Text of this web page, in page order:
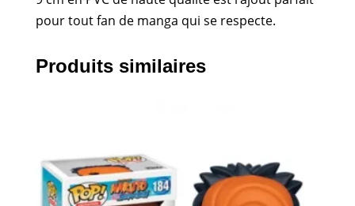
pour tout fan de manga qui se respecte.
Produits similaires